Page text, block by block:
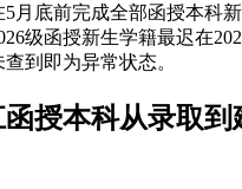
5月底前完成全部函授本科
级函授新生学籍最迟在
到即为异常状态。
授本科从录取到